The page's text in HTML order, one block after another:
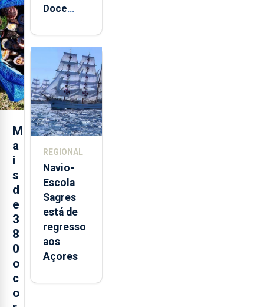
M
a
i
s
d
e
3
8
0
o
c
o
Doce
quinta-
feira nova
loja em
São
Sebastião
e cria 30
postos de
REGIONAL
Navio-
Escola
Sagres
está de
regresso
aos
Açores